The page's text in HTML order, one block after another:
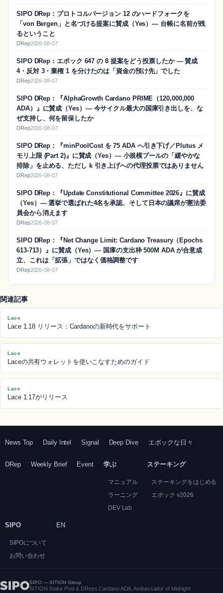
SIPO DRep：プロトコルバージョン 12 のハードフォークを
「von Bergen」と名づける提案に賛成（Yes）― 台帳に名前が残
るということ
DRep2026-08-07
SIPO DRep：エポック 647 の 8 提案をどう投票したか ― 賛成
4・反対 3・棄権 1 を分けたのは「資金の預け先」でした
DRep2026-08-07
SIPO DRep：『AlphaGrowth Cardano PRIME（120,000,000
ADA）』に賛成（Yes）― 今サイクル最大の国庫引き出しを、な
ぜ支持し、何を留保したか
DRep2026-08-07
SIPO DRep：『minPoolCost を 75 ADA へ引き下げ／Plutus メ
モリ上限 (Part 2)』に賛成（Yes）― 小規模プールの「緩やかな
排除」を止める、ただし k 引き上げへの代理投票ではありません
DRep2026-08-07
SIPO DRep：『Update Constitutional Committee 2026』に賛成
（Yes）― 選挙で選ばれた4名を承認、そして日本の議席が憲法委
員会から消えます
DRep2026-08-07
SIPO DRep：『Net Change Limit: Cardano Treasury（Epochs
613-713）』に賛成（Yes）― 国庫の支出枠 500M ADA が合意成
立、これは「拡張」ではなく価格調整です
DRep2026-08-07
関連記事
Lace
Lace 1.18 リリース：Cardanoの新時代をサポート
Lace
Laceの共有ウォレットを使いこなすためのガイド
Lace
Lace 1.17がリリース
News Top Daily Intel Signal Deep Dive エポックな日々
DRep Weekly Brief Event 学ぶ
マニュアル
ラーニング
DEV Lab
ステーキング
ステーキングをはじめる
エポック v2026
SIPO
SIPOについて
お問い合わせ
EN
SIPO — SITION Group
SITION Stake Pool & DReps Cardano ADA, Ambassador of Midnight